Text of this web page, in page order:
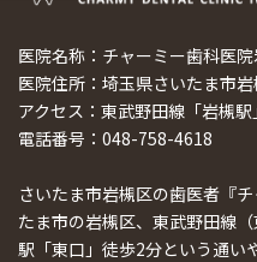
医院名称：チャーミー歯科医院
医院住所：埼玉県さいたま市
アクセス：東武野田線「岩槻
電話番号：048-758-4618
さいたま市岩槻区の歯医者『
たま市の岩槻区、東武野田線
駅「東口」徒歩2分という通い